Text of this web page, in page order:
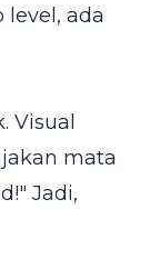
ada
Visual
mata
Jadi,